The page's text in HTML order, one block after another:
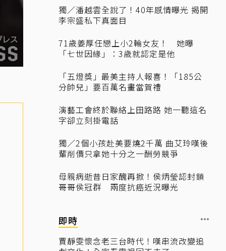
獨／潘越雲全說了！40年感情曝光 揭開
李宗盛私下真面目
71歲姜厚任戀上小2輪女友！ 她曝
「七世因緣」：3歲就認定是他
「五燈獎」最美主持人報喜！「185公
分帥兒」要百萬名畫當賀禮
演藝工會終於聯絡上田路路 她一聽這名
字卻立刻掛電話
獨／2個小孩赴美要燒2千萬 曲艾玲嘆後
輩削價只拿她十分之一酬勞競爭
母親病逝昔日家醜再掀！侯炳瑩認封鎖
哥哥侯冠群 兩度抗癌近況曝光
即時
賈靜雯懷念老三台時代！嘆串流改變追